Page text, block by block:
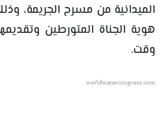
الميدانية من مسرح الجريمة،
هوية الجناة المتورطين
وقت.
worldwatercongress.com